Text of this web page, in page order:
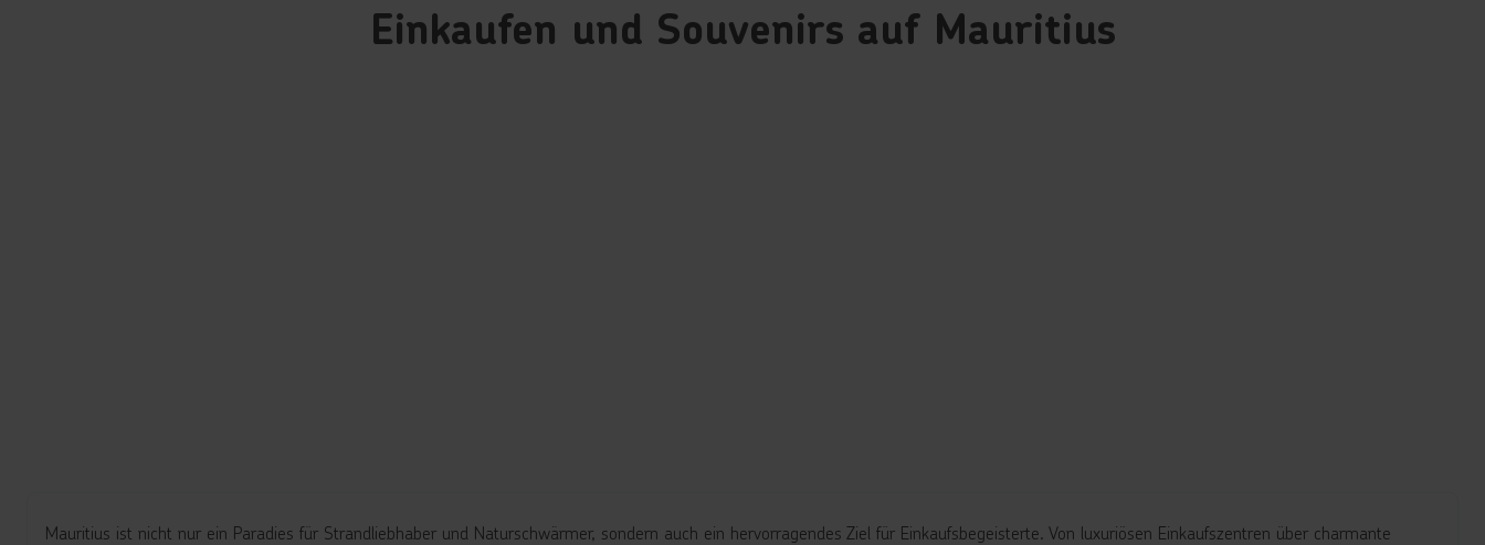
Einkaufen und Souvenirs auf Mauritius
Mauritius ist nicht nur ein Paradies für Strandliebhaber und Naturschwärmer, sondern auch ein hervorragendes Ziel für Einkaufsbegeisterte. Von luxuriösen Einkaufszentren über charmante